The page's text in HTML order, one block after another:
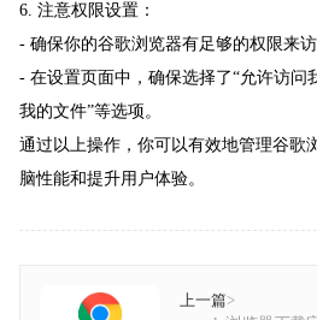
6. 注意权限设置：
- 确保你的谷歌浏览器有足够的权限来访
- 在设置页面中，确保选择了“允许访问
我的文件”等选项。
通过以上操作，你可以有效地管理谷歌
脑性能和提升用户体验。
上一篇>